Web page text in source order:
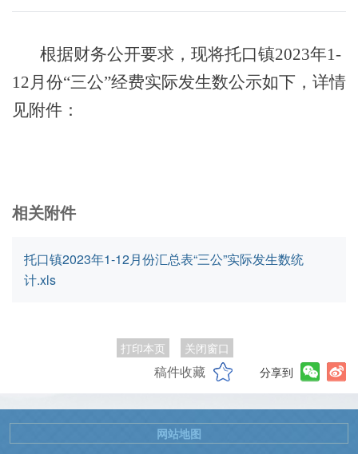
根据财务公开要求，现将托口镇2023年1-
12月份“三公”经费实际发生数公示如下，详情
见附件：
相关附件
托口镇2023年1-12月份汇总表“三公”实际发生数统
计.xls
打印本页 关闭窗口
稿件收藏 分享到
网站地图